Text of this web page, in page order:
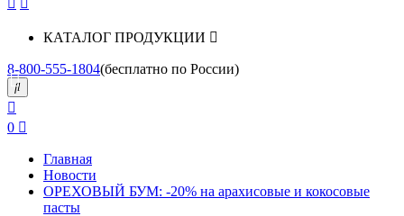
КАТАЛОГ ПРОДУКЦИИ
8-800-555-1804(бесплатно по России)
0
Главная
Новости
ОРЕХОВЫЙ БУМ: -20% на арахисовые и кокосовые
пасты